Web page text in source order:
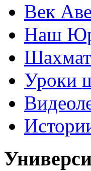
Век
Наш
Уроки